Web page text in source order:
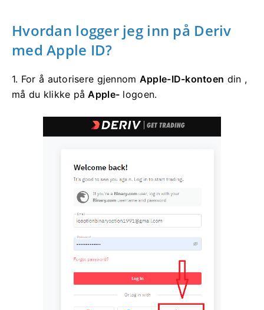
Hvordan logger jeg inn på Deriv
med Apple ID?
1. For å autorisere gjennom Apple-ID-kontoen din ,
må du klikke påApple- logoen.